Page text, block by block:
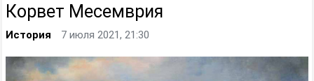
Корвет Месемврия
История 7 июля 2021, 21:30